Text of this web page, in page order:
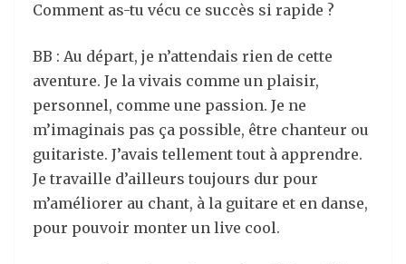
Comment as-tu vécu ce succès si rapide ?
BB : Au départ, je n’attendais rien de cette
aventure. Je la vivais comme un plaisir,
personnel, comme une passion. Je ne
m’imaginais pas ça possible, être chanteur ou
guitariste. J’avais tellement tout à apprendre.
Je travaille d’ailleurs toujours dur pour
m’améliorer au chant, à la guitare et en danse,
pour pouvoir monter un live cool.